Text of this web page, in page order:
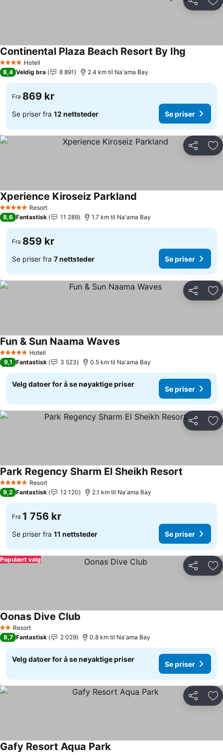
Del
4 StjernerHotell
Continental Plaza Beach Resort By Ihg
8,4 Veldig bra 8 891 2.4 km til Na'ama Bay
Fra 869 kr
Se priser fra 12 nettsteder Se priser
Del
5 Stjerner Resort
Xperience Kiroseiz Parkland
8,6 Fantastisk 11 289 1.7 km til Na'ama Bay
Fra 859 kr
Se priser fra 7 nettsteder Se priser
Del
5 Stjerner Hotell
Fun & Sun Naama Waves
9,1 Fantastisk 3 523 0.5 km til Na'ama Bay
Velg datoer for å se nøyaktige priser
Se priser
Del
5 Stjerner Resort
Park Regency Sharm El Sheikh Resort
9,2 Fantastisk 12 120 2.1 km til Na'ama Bay
Fra 1 756 kr
Se priser fra 11 nettsteder Se priser
Del
Populært valg
2 Stjerner
Resort
Oonas Dive Club
8,7 Fantastisk 2 029 0.8 km til Na'ama Bay
Velg datoer for å se nøyaktige priser
Se priser
Del
Gafy Resort Aqua Park